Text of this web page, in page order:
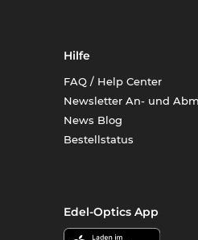
Hilfe
FAQ / Help Center
Newsletter An- und
News Blog
Bestellstatus
Edel-Optics App